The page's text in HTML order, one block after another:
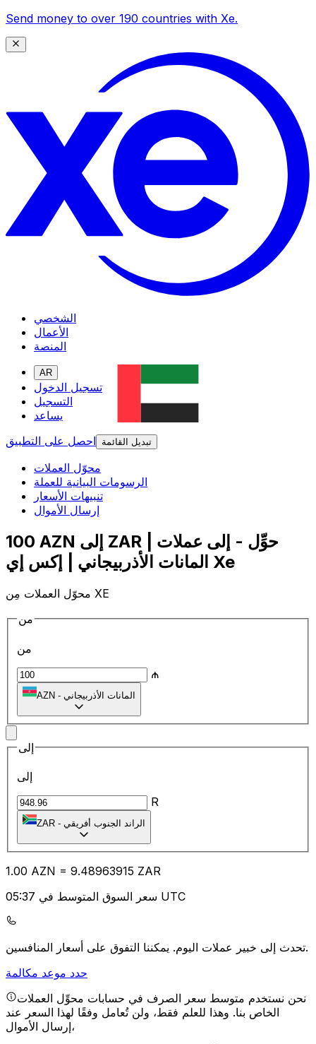
Send money to over 190 countries with Xe.
الشخصي
الأعمال
المنصة
AR
تسجيل الدخول
التسجيل
يساعد
احصل على التطبيق
تبديل القائمة
محوّل العملات
الرسومات البيانية للعملة
تنبيهات الأسعار
إرسال الأموال
100 AZN إلى ZAR | حوِّل - إلى عملات
المانات الأذربيجاني | إكس إي Xe
محوّل العملات مِن XE
من
من
₼
AZN - المانات الأذربيجاني
إلى
إلى
R
ZAR - الراند الجنوب أفريقي
1.00 AZN = 9.48963915 ZAR
سعر السوق المتوسط في 05:37 UTC
تحدث إلى خبير عملات اليوم.يمكننا التفوق على أسعار المنافسين.
حدد موعد مكالمة
نحن نستخدم متوسط سعر الصرف في حسابات محوِّل العملات
الخاص بنا. وهذا للعلم فقط، ولن تُعامل وفقًا لهذا السعر عند
إرسال الأموال،